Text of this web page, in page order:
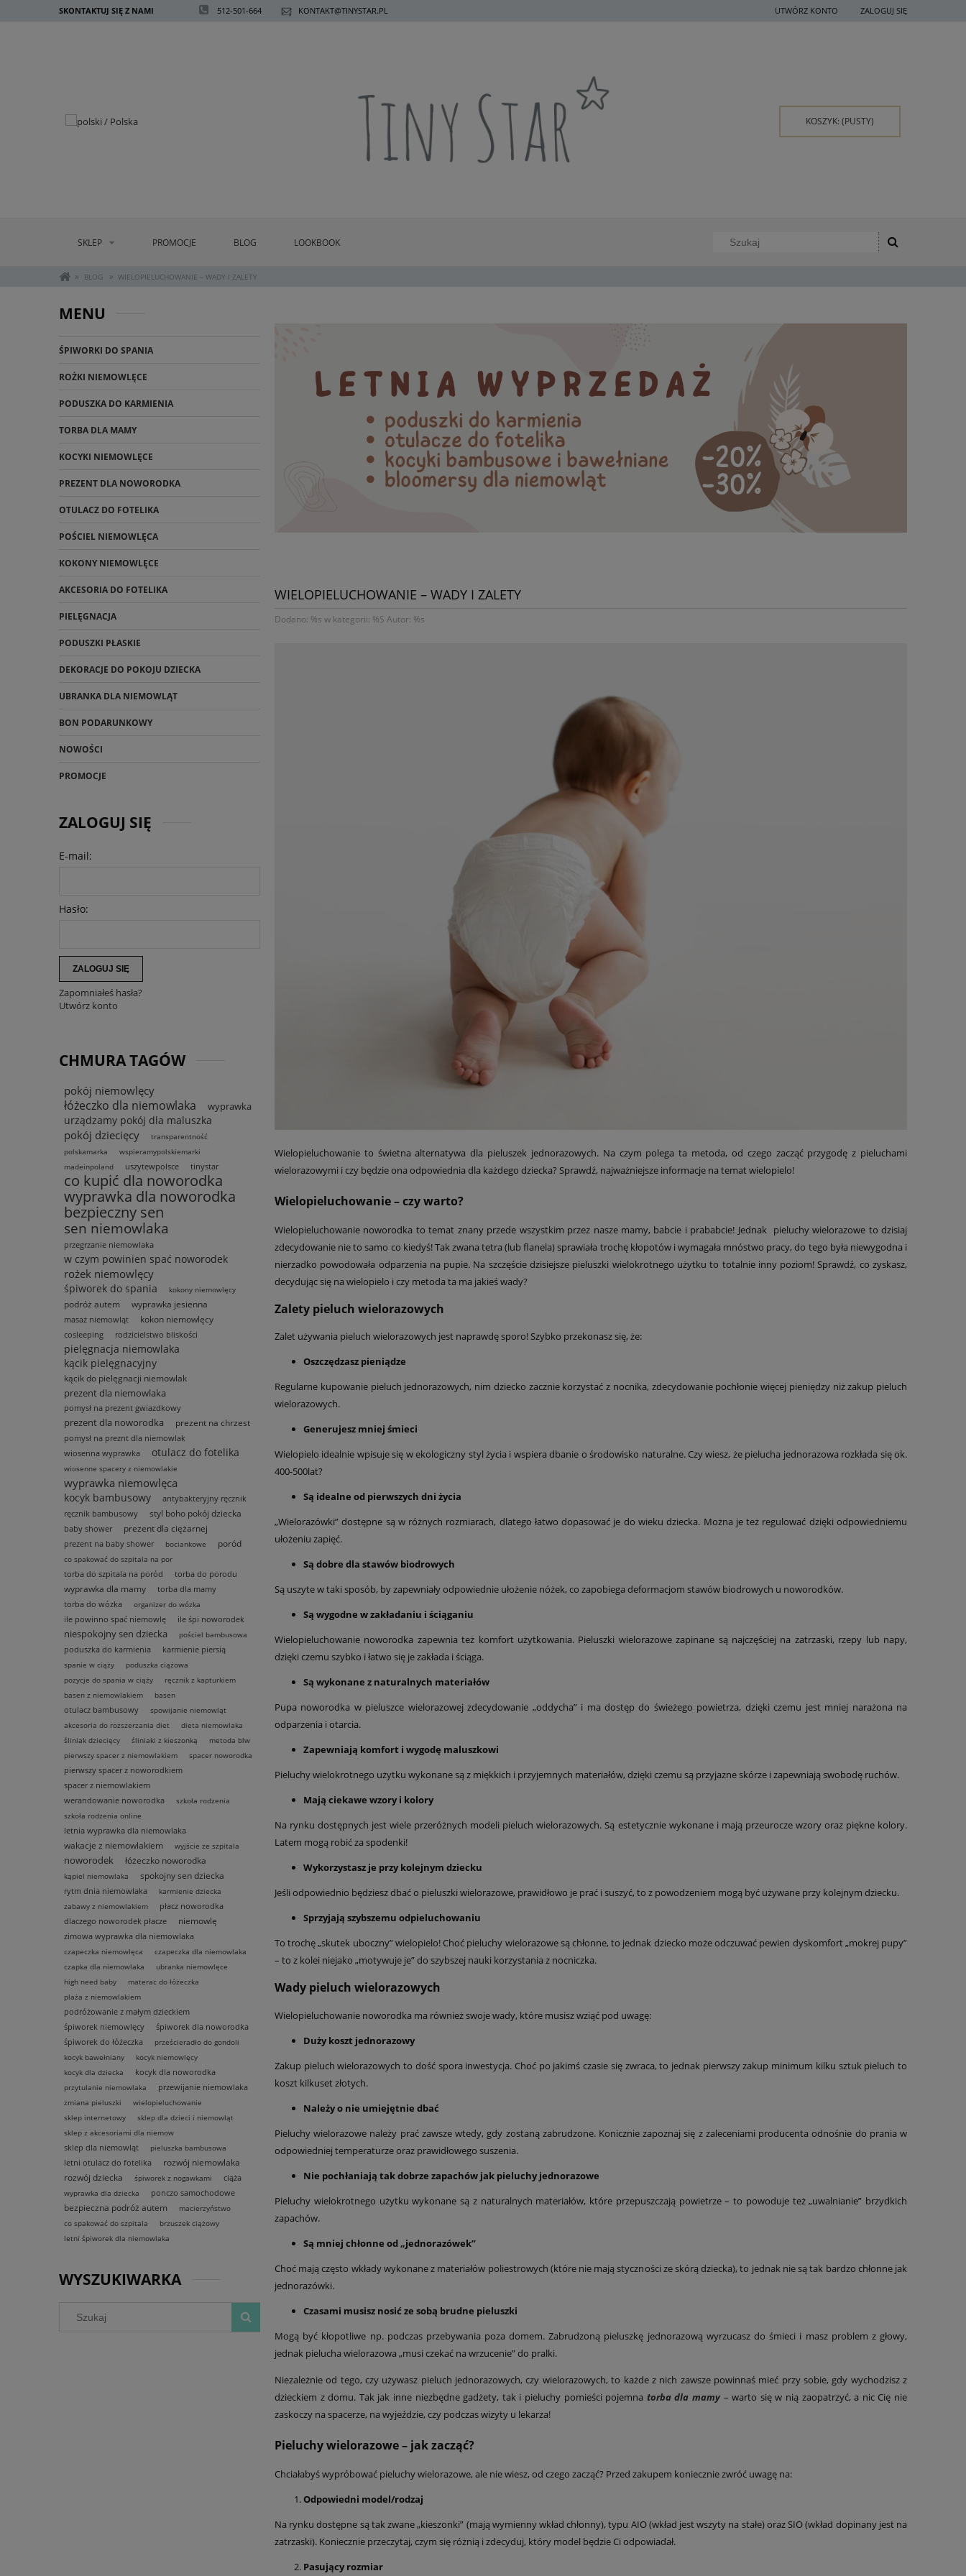
SKONTAKTUJ SIĘ Z NAMI 512-501-664 KONTAKT@TINYSTAR.PL UTWÓRZ KONTO ZALOGUJ SIĘ
KOSZYK: (PUSTY)
SKLEP PROMOCJE BLOG LOOKBOOK
» BLOG » WIELOPIELUCHOWANIE – WADY I ZALETY
MENU
ŚPIWORKI DO SPANIA
ROŻKI NIEMOWLĘCE
PODUSZKA DO KARMIENIA
TORBA DLA MAMY
KOCYKI NIEMOWLĘCE
PREZENT DLA NOWORODKA
OTULACZ DO FOTELIKA
POŚCIEL NIEMOWLĘCA
KOKONY NIEMOWLĘCE
AKCESORIA DO FOTELIKA
PIELĘGNACJA
PODUSZKI PŁASKIE
DEKORACJE DO POKOJU DZIECKA
UBRANKA DLA NIEMOWLĄT
BON PODARUNKOWY
NOWOŚCI
PROMOCJE
ZALOGUJ SIĘ
E-mail:
Hasło:
ZALOGUJ SIĘ
Zapomniałeś hasła?
Utwórz konto
CHMURA TAGÓW
pokój niemowlęcy
łóżeczko dla niemowlaka wyprawka
urządzamy pokój dla maluszka
pokój dziecięcy
transparentność
polskamarka
wspieramypolskiemarki
madeinpoland
uszytewpolsce tinystar
co kupić dla noworodka
wyprawka dla noworodka
bezpieczny sen
sen niemowlaka
przegrzanie niemowlaka
w czym powinien spać noworodek
rożek niemowlęcy
śpiworek do spania kokony niemowlęcy
podróż autem wyprawka jesienna
masaż niemowląt kokon niemowlęcy
cosleeping rodzicielstwo bliskości
pielęgnacja niemowlaka
kącik pielęgnacyjny
kącik do pielęgnacji niemowlak
prezent dla niemowlaka
pomysł na prezent gwiazdkowy
prezent dla noworodka prezent na chrzest
pomysł na preznt dla niemowlak
wiosenna wyprawka
otulacz do fotelika
wiosenne spacery z niemowlakie
wyprawka niemowlęca
kocyk bambusowy
antybakteryjny ręcznik
ręcznik bambusowy
styl boho pokój dziecka
baby shower prezent dla ciężarnej
prezent na baby shower bociankowe poród
co spakować do szpitala na por
torba do szpitala na poród torba do porodu
wyprawka dla mamy
torba dla mamy
torba do wózka
organizer do wózka
ile powinno spać niemowlę ile śpi noworodek
niespokojny sen dziecka pościel bambusowa
poduszka do karmienia karmienie piersią
spanie w ciąży
poduszka ciążowa
pozycje do spania w ciąży
ręcznik z kapturkiem
basen z niemowlakiem
basen
otulacz bambusowy
spowijanie niemowląt
akcesoria do rozszerzania diet
dieta niemowlaka
śliniak dziecięcy
śliniaki z kieszonką
metoda blw
pierwszy spacer z niemowlakiem
spacer noworodka
pierwszy spacer z noworodkiem
spacer z niemowlakiem
werandowanie noworodka
szkoła rodzenia
szkoła rodzenia online
letnia wyprawka dla niemowlaka
wakacje z niemowlakiem wyjście ze szpitala
noworodek łóżeczko noworodka
kąpiel niemowlaka spokojny sen dziecka
rytm dnia niemowlaka
karmienie dziecka
zabawy z niemowlakiem
płacz noworodka
dlaczego noworodek płacze
niemowlę
zimowa wyprawka dla niemowlaka
czapeczka niemowlęca
czapeczka dla niemowlaka
czapka dla niemowlaka
ubranka niemowlęce
high need baby
materac do łóżeczka
plaża z niemowlakiem
podróżowanie z małym dzieckiem
śpiworek niemowlęcy
śpiworek dla noworodka
śpiworek do łóżeczka
prześcieradło do gondoli
kocyk bawełniany
kocyk niemowlęcy
kocyk dla dziecka
kocyk dla noworodka
przytulanie niemowlaka przewijanie niemowlaka
zmiana pieluszki
wielopieluchowanie
sklep internetowy
sklep dla dzieci i niemowląt
sklep z akcesoriami dla niemow
sklep dla niemowląt pieluszka bambusowa
letni otulacz do fotelika
rozwój niemowlaka
rozwój dziecka
śpiworek z nogawkami ciąża
wyprawka dla dziecka ponczo samochodowe
bezpieczna podróż autem
macierzyństwo
co spakować do szpitala
brzuszek ciążowy
letni śpiworek dla niemowlaka
WYSZUKIWARKA
WIELOPIELUCHOWANIE – WADY I ZALETY
Dodano: %s w kategorii: %S Autor: %s
Wielopieluchowanie to świetna alternatywa dla pieluszek jednorazowych. Na czym polega ta metoda, od czego zacząć przygodę z pieluchami
wielorazowymi i czy będzie ona odpowiednia dla każdego dziecka? Sprawdź, najważniejsze informacje na temat wielopielo!
Wielopieluchowanie – czy warto?
Wielopieluchowanie noworodka to temat znany przede wszystkim przez nasze mamy, babcie i prababcie! Jednak pieluchy wielorazowe to dzisiaj
zdecydowanie nie to samo co kiedyś! Tak zwana tetra (lub flanela) sprawiała trochę kłopotów i wymagała mnóstwo pracy, do tego była niewygodna i
nierzadko powodowała odparzenia na pupie. Na szczęście dzisiejsze pieluszki wielokrotnego użytku to totalnie inny poziom! Sprawdź, co zyskasz,
decydując się na wielopielo i czy metoda ta ma jakieś wady?
Zalety pieluch wielorazowych
Zalet używania pieluch wielorazowych jest naprawdę sporo! Szybko przekonasz się, że:
Oszczędzasz pieniądze
Regularne kupowanie pieluch jednorazowych, nim dziecko zacznie korzystać z nocnika, zdecydowanie pochłonie więcej pieniędzy niż zakup pieluch
wielorazowych.
Generujesz mniej śmieci
Wielopielo idealnie wpisuje się w ekologiczny styl życia i wspiera dbanie o środowisko naturalne. Czy wiesz, że pielucha jednorazowa rozkłada się ok.
400-500lat?
Są idealne od pierwszych dni życia
„Wielorazówki” dostępne są w różnych rozmiarach, dlatego łatwo dopasować je do wieku dziecka. Można je też regulować dzięki odpowiedniemu
ułożeniu zapięć.
Są dobre dla stawów biodrowych
Są uszyte w taki sposób, by zapewniały odpowiednie ułożenie nóżek, co zapobiega deformacjom stawów biodrowych u noworodków.
Są wygodne w zakładaniu i ściąganiu
Wielopieluchowanie noworodka zapewnia też komfort użytkowania. Pieluszki wielorazowe zapinane są najczęściej na zatrzaski, rzepy lub napy,
dzięki czemu szybko i łatwo się je zakłada i ściąga.
Są wykonane z naturalnych materiałów
Pupa noworodka w pieluszce wielorazowej zdecydowanie „oddycha” i ma dostęp do świeżego powietrza, dzięki czemu jest mniej narażona na
odparzenia i otarcia.
Zapewniają komfort i wygodę maluszkowi
Pieluchy wielokrotnego użytku wykonane są z miękkich i przyjemnych materiałów, dzięki czemu są przyjazne skórze i zapewniają swobodę ruchów.
Mają ciekawe wzory i kolory
Na rynku dostępnych jest wiele przeróżnych modeli pieluch wielorazowych. Są estetycznie wykonane i mają przeurocze wzory oraz piękne kolory.
Latem mogą robić za spodenki!
Wykorzystasz je przy kolejnym dziecku
Jeśli odpowiednio będziesz dbać o pieluszki wielorazowe, prawidłowo je prać i suszyć, to z powodzeniem mogą być używane przy kolejnym dziecku.
Sprzyjają szybszemu odpieluchowaniu
To trochę „skutek uboczny” wielopielo! Choć pieluchy wielorazowe są chłonne, to jednak dziecko może odczuwać pewien dyskomfort „mokrej pupy”
– to z kolei niejako „motywuje je” do szybszej nauki korzystania z nocniczka.
Wady pieluch wielorazowych
Wielopieluchowanie noworodka ma również swoje wady, które musisz wziąć pod uwagę:
Duży koszt jednorazowy
Zakup pieluch wielorazowych to dość spora inwestycja. Choć po jakimś czasie się zwraca, to jednak pierwszy zakup minimum kilku sztuk pieluch to
koszt kilkuset złotych.
Należy o nie umiejętnie dbać
Pieluchy wielorazowe należy prać zawsze wtedy, gdy zostaną zabrudzone. Konicznie zapoznaj się z zaleceniami producenta odnośnie do prania w
odpowiedniej temperaturze oraz prawidłowego suszenia.
Nie pochłaniają tak dobrze zapachów jak pieluchy jednorazowe
Pieluchy wielokrotnego użytku wykonane są z naturalnych materiałów, które przepuszczają powietrze – to powoduje też „uwalnianie” brzydkich
zapachów.
Są mniej chłonne od „jednorazówek”
Choć mają często wkłady wykonane z materiałów poliestrowych (które nie mają styczności ze skórą dziecka), to jednak nie są tak bardzo chłonne jak
jednorazówki.
Czasami musisz nosić ze sobą brudne pieluszki
Mogą być kłopotliwe np. podczas przebywania poza domem. Zabrudzoną pieluszkę jednorazową wyrzucasz do śmieci i masz problem z głowy,
jednak pielucha wielorazowa „musi czekać na wrzucenie” do pralki.
Niezależnie od tego, czy używasz pieluch jednorazowych, czy wielorazowych, to każde z nich zawsze powinnaś mieć przy sobie, gdy wychodzisz z
dzieckiem z domu. Tak jak inne niezbędne gadżety, tak i pieluchy pomieści pojemna torba dla mamy – warto się w nią zaopatrzyć, a nic Cię nie
zaskoczy na spacerze, na wyjeździe, czy podczas wizyty u lekarza!
Pieluchy wielorazowe – jak zacząć?
Chciałabyś wypróbować pieluchy wielorazowe, ale nie wiesz, od czego zacząć? Przed zakupem koniecznie zwróć uwagę na:
Odpowiedni model/rodzaj
Na rynku dostępne są tak zwane „kieszonki” (mają wymienny wkład chłonny), typu AIO (wkład jest wszyty na stałe) oraz SIO (wkład dopinany jest na
zatrzaski). Koniecznie przeczytaj, czym się różnią i zdecyduj, który model będzie Ci odpowiadał.
Pasujący rozmiar